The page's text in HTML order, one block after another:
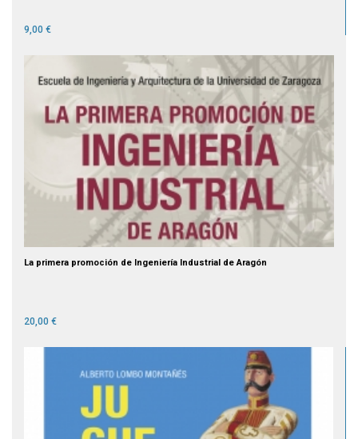
9,00 €
La primera promoción de Ingeniería Industrial de Aragón
20,00 €